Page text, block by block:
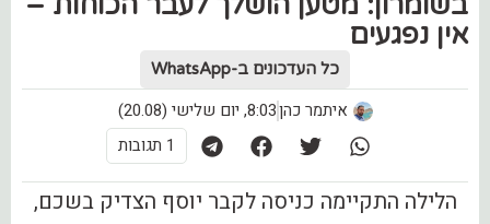
אין נפגעים
כל העדכונים ב-WhatsApp
איתמר כהן8:03, יום שלישי (20.08)
1 תגובות
הלילה התקיימה כניסה לקבר יוסף הצדיק בשכם,